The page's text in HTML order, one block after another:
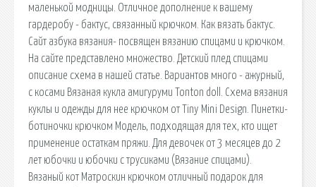
маленькой модницы. Отличное дополнение к вашему
гардеробу - бактус, связанный крючком. Как вязать бактус.
Сайт азбука вязания- посвящен вязанию спицами и крючком.
На сайте представлено множество. Детский плед спицами
описание схема в нашей статье. Вариантов много - ажурный,
с косами Вязаная кукла амигуруми Tonton doll. Схема вязания
куклы и одежды для нее крючком от Tiny Mini Design. Пинетки-
ботиночки крючком Модель, подходящая для тех, кто ищет
применение остаткам пряжи. Для девочек от 3 месяцев до 2
лет юбочки и юбочки с трусиками (Вязание спицами).
Вязаный кот Матроскин крючком отличный подарок для